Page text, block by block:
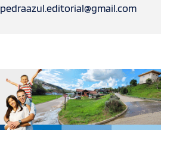
pedraazul.editorial@gmail.com